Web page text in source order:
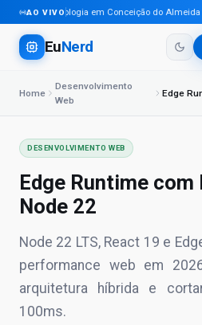
AO VIVO
Tecnologia em Conceição do Almeida
EuNerd
Home
Desenvolvimento
Web
DESENVOLVIMENTO WEB
Edge Runtime com
Node 22
Node 22 LTS, React 19 e
performance web em
arquitetura híbrida e
100ms.